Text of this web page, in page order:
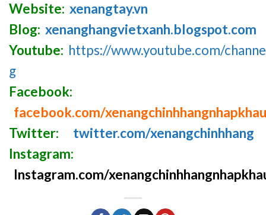
Website: xenangtay.vn
Blog: xenanghangvietxanh.blogspot.com
Youtube: https://www.youtube.com/
g
Facebook:
facebook.com/xenangchinhhangnhapkhau
Twitter:
twitter.com/xenangchinhhang
Instagram:
Instagram.com/